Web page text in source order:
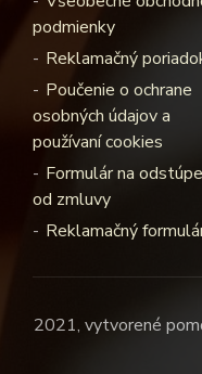
podmienky
Reklamačný
Poučenie o ochrane
osobných údajov a
používaní cookies
Formulár na
od zmluvy
Reklamačný
2021, vytvorené